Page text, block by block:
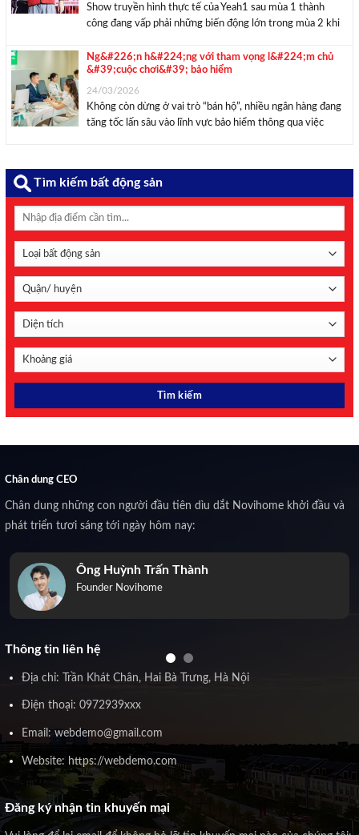
Show truyền hình thực tế của Yeah1 sau mùa 1 thành
công đang vấp phải những biến động lớn trong mùa 2 khi
thông báo dừng cuộc chơi đột ngột. Đầu ...
Ng&#226;n h&#224;ng với tham vọng l&#224;m chủ
&#39;cuộc chơi&#39; bảo hiểm
24/03/2026
Không còn dừng ở vai trò “bán hộ”, nhiều ngân hàng đang
tăng tốc lấn sâu vào lĩnh vực bảo hiểm thông qua việc
Tìm kiếm bất động sản
Chân dung CEO
Chân dung những con người đầu tiên dìu dắt Novihome khởi đầu và
phát triển tươi sáng tới ngày hôm nay:
Ông Huỳnh Trấn Thành
Founder Novihome
Thông tin liên hệ
Địa chỉ: Trần Khát Chân, Hai Bà Trưng, Hà Nội
Điện thoại: 0972939xxx
Email: webdemo@gmail.com
Website: https://webdemo.com
Đăng ký nhận tin khuyến mại